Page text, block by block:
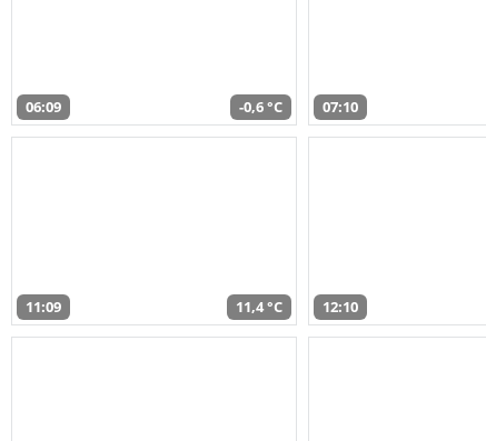
06:09 -0,6 °C 07:10
11:09 11,4 °C 12:10